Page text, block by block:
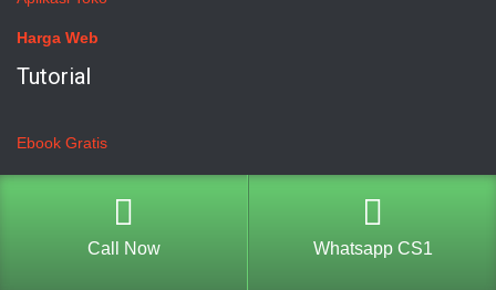
Harga Web
Tutorial
Ebook Gratis
Knowledgebase
Call Now Whatsapp CS1